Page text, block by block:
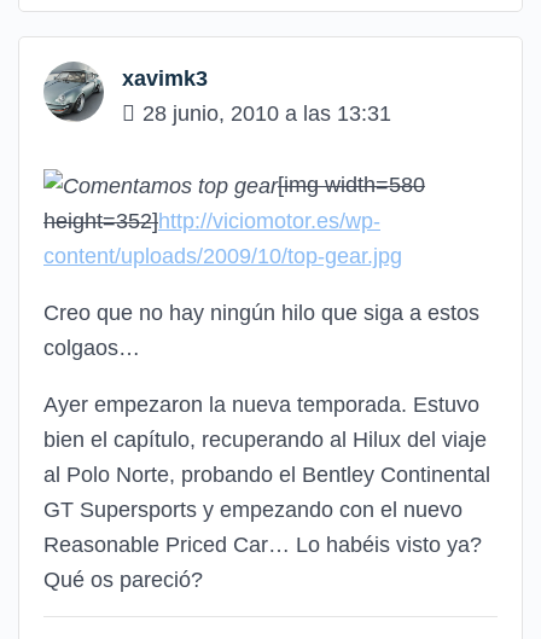
xavimk3
28 junio, 2010 a las 13:31
[img width=580
height=352]http://viciomotor.es/wp-
content/uploads/2009/10/top-gear.jpg
Creo que no hay ningún hilo que siga a estos
colgaos…
Ayer empezaron la nueva temporada. Estuvo
bien el capítulo, recuperando al Hilux del viaje
al Polo Norte, probando el Bentley Continental
GT Supersports y empezando con el nuevo
Reasonable Priced Car… Lo habéis visto ya?
Qué os pareció?